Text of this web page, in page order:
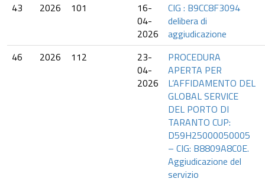
43
2026 101
16-
04-
2026
CIG : B9CC8F3094
delibera di
aggiudicazione
46
2026 112
23-
04-
2026
PROCEDURA
APERTA PER
L’AFFIDAMENTO DEL
GLOBAL SERVICE
DEL PORTO DI
TARANTO CUP:
D59H25000050005
– CIG: B8809A8C0E.
Aggiudicazione del
servizio